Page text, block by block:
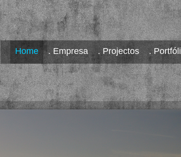
.
. Projectos
. Empresa
Home